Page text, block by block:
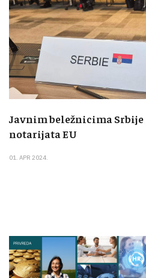
Javnim beležnicima
notarijata EU
01. APR 2024.